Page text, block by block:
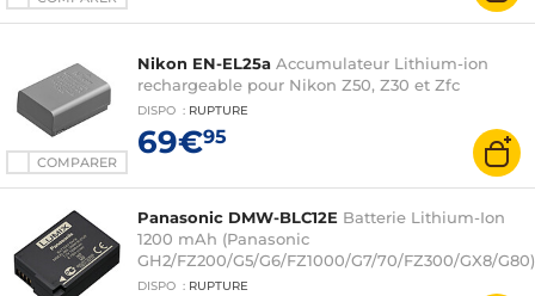
COMPARER
Nikon EN-EL25a Accumulateur Lithium-ion
rechargeable pour Nikon Z50, Z30 et Zfc
DISPO : RUPTURE
69€95
Panasonic DMW-BLC12E Batterie Lithium-Ion
1200 mAh (Panasonic
GH2/FZ200/G5/G6/FZ1000/G7/70/FZ300/GX8/G80)
DISPO : RUPTURE